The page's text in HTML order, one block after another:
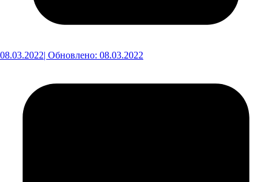
08.03.2022| Обновлено: 08.03.2022